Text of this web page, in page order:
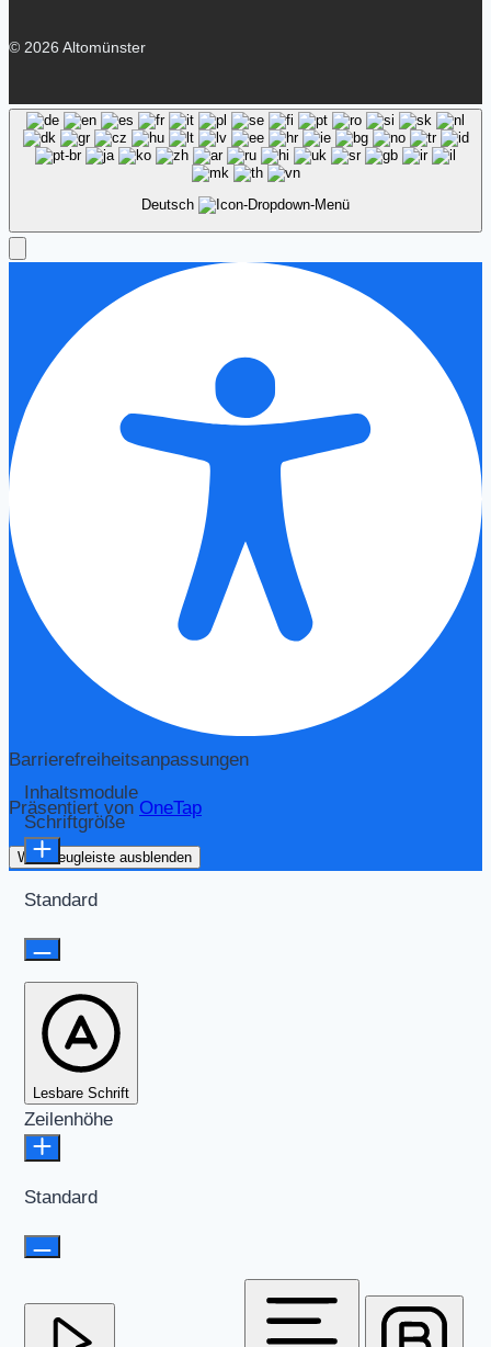
© 2026 Altomünster
Deutsch
Barrierefreiheitsanpassungen
Präsentiert von OneTap
Werkzeugleiste ausblenden
Inhaltsmodule
Schriftgröße
Standard
Lesbare Schrift
Zeilenhöhe
Standard